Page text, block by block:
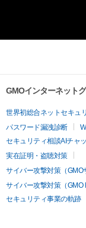
represents the
Ryuichi
5 notes (ex. bar
8 notes (ex. bars
12 notes (ex. bars
The tail of the
note of next bar.
- The reference
there is harmony)
賠償をするものと
●Cautions
(including the
such rights)
audio and videos
for use to non-
NFT (hereinafter
Ryuichi Sakamoto
this NFT or the
GMOインターネット
世界初総合ネットセキュ
パスワード漏洩診断
セキュリティ相談AIチャ
実在証明・盗聴対策
サイバー攻撃対策（GMO
サイバー攻撃対策（GMO
セキュリティ事業の軌跡